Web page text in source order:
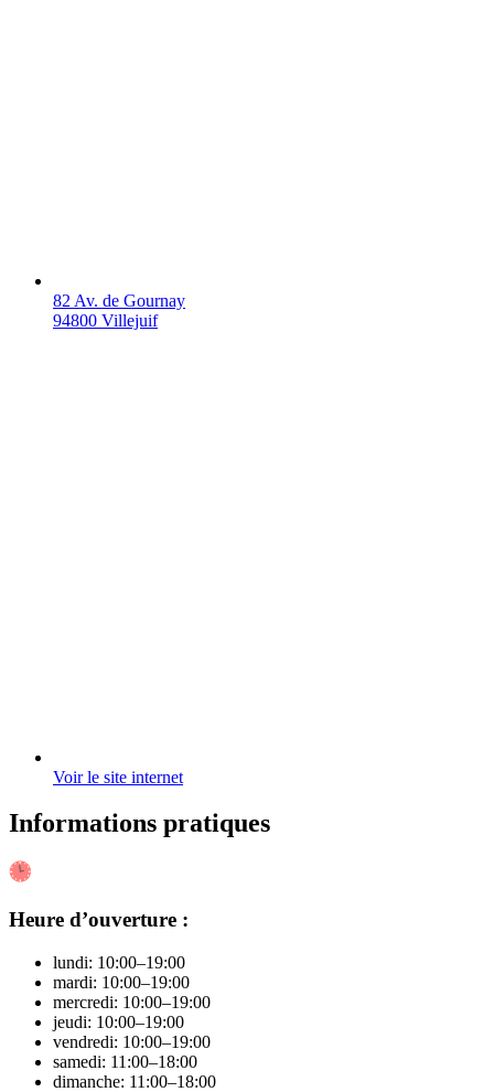
82 Av. de Gournay
94800 Villejuif
Voir le site internet
Informations pratiques
Heure d’ouverture :
lundi: 10:00–19:00
mardi: 10:00–19:00
mercredi: 10:00–19:00
jeudi: 10:00–19:00
vendredi: 10:00–19:00
samedi: 11:00–18:00
dimanche: 11:00–18:00